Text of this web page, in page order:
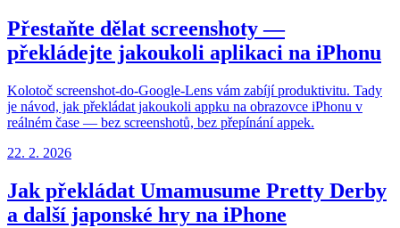
Přestaňte dělat screenshoty —
překládejte jakoukoli aplikaci na iPhonu
Kolotoč screenshot-do-Google-Lens vám zabíjí produktivitu. Tady
je návod, jak překládat jakoukoli appku na obrazovce iPhonu v
reálném čase — bez screenshotů, bez přepínání appek.
22. 2. 2026
Jak překládat Umamusume Pretty Derby
a další japonské hry na iPhone